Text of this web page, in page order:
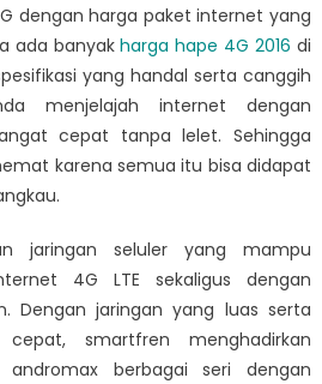
dengan harga paket internet yang
ada banyakharga hape 4G 2016 di
yang handal serta canggih
menjelajah internet dengan
cepat tanpa lelet. Sehingga
karena semua itu bisa didapat
jaringan seluler yang mampu
4G LTE sekaligus dengan
Dengan jaringan yang luas serta
smartfren menghadirkan
andromax berbagai seri dengan